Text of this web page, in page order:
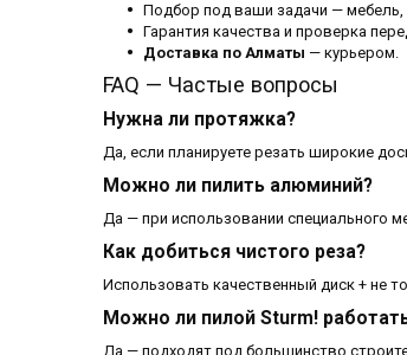
Подбор под ваши задачи —
Гарантия качества и проверка
Доставка по Алматы — курьером.
FAQ — Частые вопросы
Нужна ли протяжка?
Да, если планируете резать широкие
Можно ли пилить алюминий?
Да — при использовании специального
Как добиться чистого реза?
Использовать качественный диск + не
Можно ли пилой Sturm!
Да — подходят под большинство